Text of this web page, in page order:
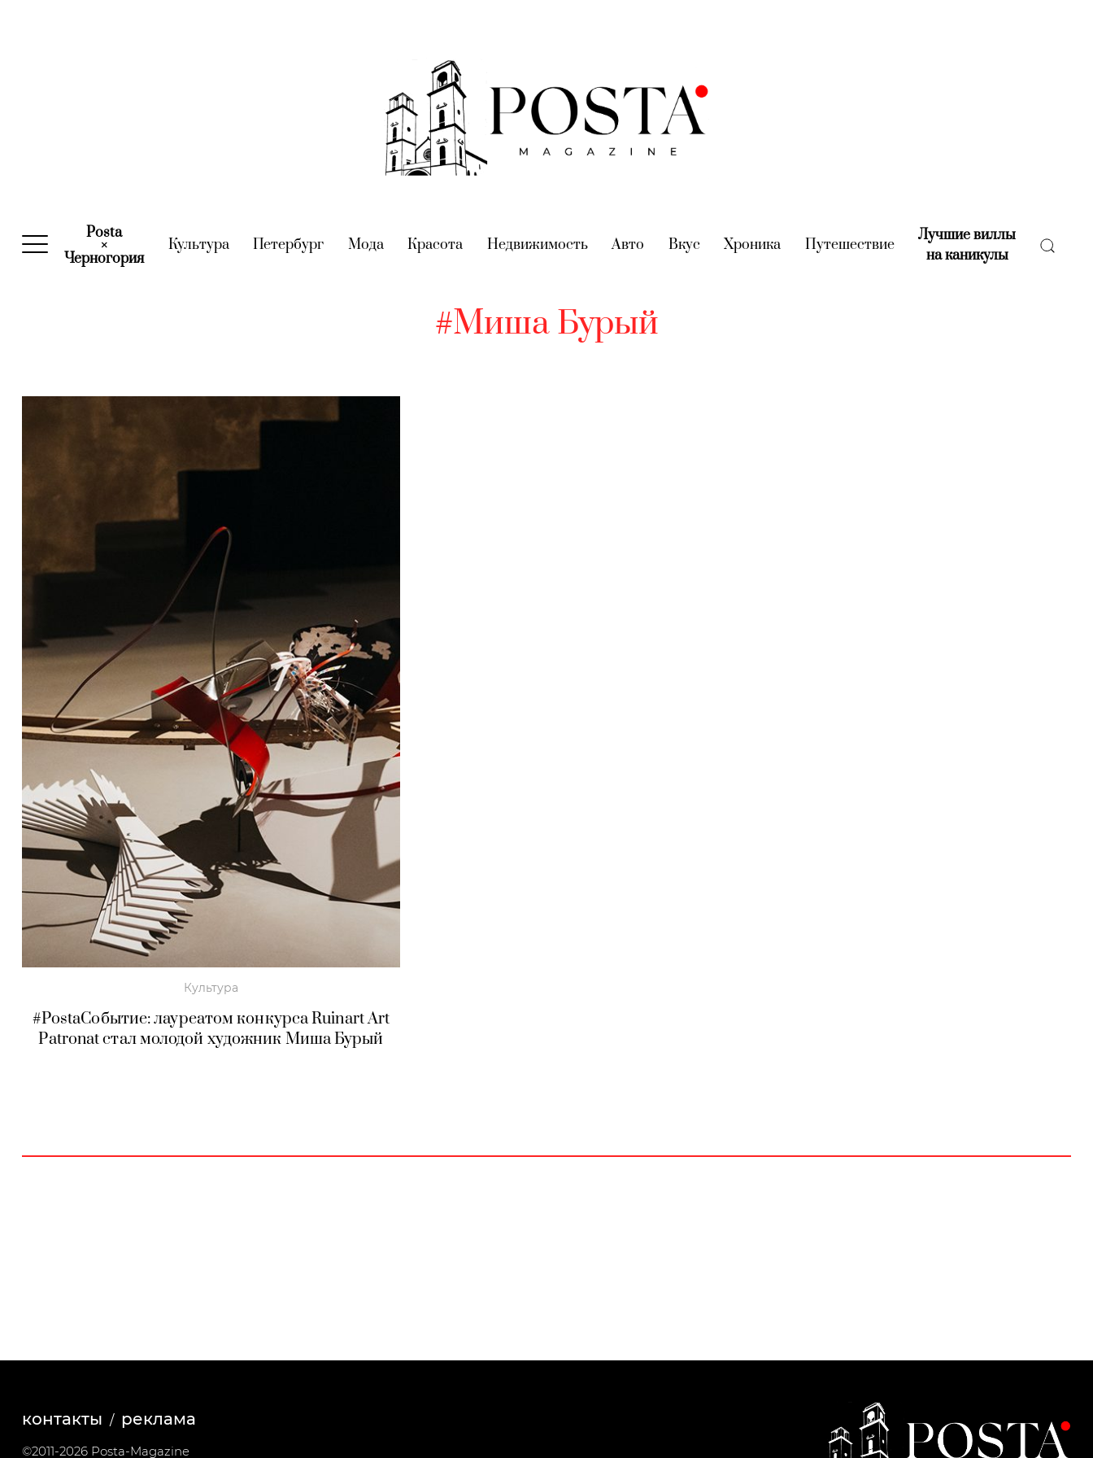
Posta
×
Черногория(current)
Культура(current)
Петербург (current)
Мода(current)
Красота (current)
Недвижимость(current)
Авто (current)
Вкус (current)
Хроника (current)
Путешествие(current)
Лучшие виллы
на каникулы(current)
#Миша Бурый
Культура
#PostaСобытие: лауреатом конкурса Ruinart Art
Patronat стал молодой художник Миша Бурый
контакты реклама
©2011-2026 Posta-Magazine